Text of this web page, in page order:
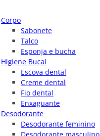
Corpo
Sabonete
Talco
Esponja e bucha
Higiene Bucal
Escova dental
Creme dental
Fio dental
Enxaguante
Desodorante
Desodorante feminino